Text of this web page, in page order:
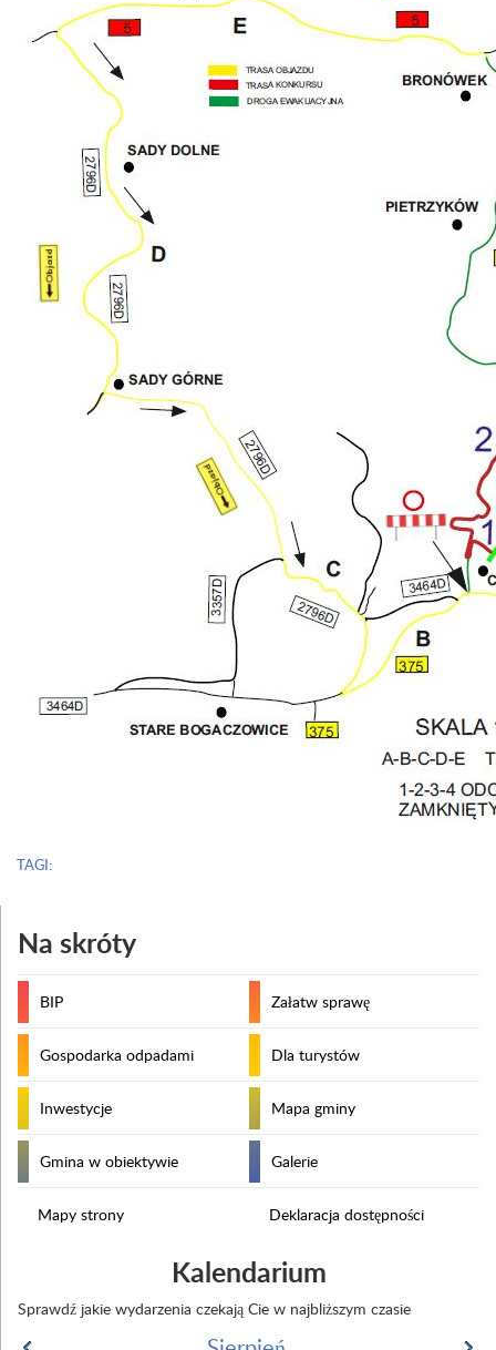
TAGI:
Na skróty
BIP Załatw sprawę
Gospodarka odpadami Dla turystów
Inwestycje Mapa gminy
Gmina w obiektywie Galerie
Mapy strony Deklaracja dostępności
Kalendarium
Sprawdź jakie wydarzenia czekają Cie w najbliższym czasie